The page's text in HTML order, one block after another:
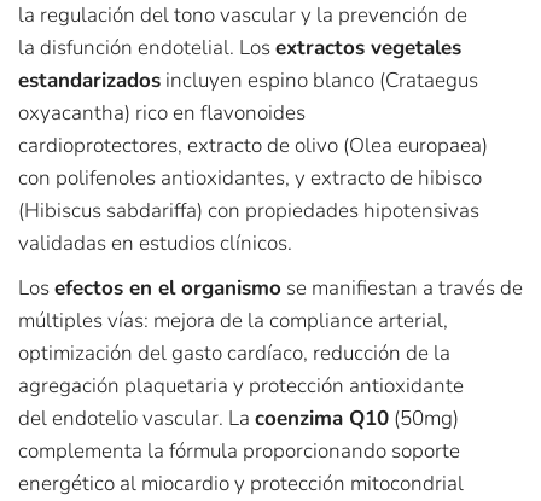
la regulación del tono vascular y la prevención de
la disfunción endotelial. Losextractos vegetales
estandarizados incluyen espino blanco (Crataegus
oxyacantha) rico en flavonoides
cardioprotectores, extracto de olivo (Olea europaea)
con polifenoles antioxidantes, y extracto de hibisco
(Hibiscus sabdariffa) con propiedades hipotensivas
validadas en estudios clínicos.
Losefectos en el organismo se manifiestan a través de
múltiples vías: mejora de la compliance arterial,
optimización del gasto cardíaco, reducción de la
agregación plaquetaria y protección antioxidante
del endotelio vascular. La coenzima Q10 (50mg)
complementa la fórmula proporcionando soporte
energético al miocardio y protección mitocondrial